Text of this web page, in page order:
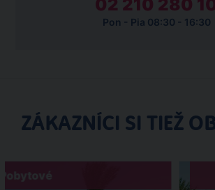
02 210 280
Pon - Pia 08:30 - 16:30
ZÁKAZNÍCI SI TIEŽ